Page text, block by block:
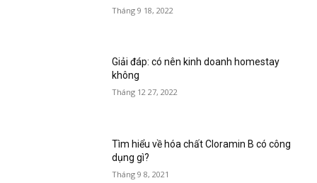
Tháng 9 18, 2022
Giải đáp: có nên kinh doanh homestay
không
Tháng 12 27, 2022
Tìm hiểu về hóa chất Cloramin B có công
dụng gì?
Tháng 9 8, 2021